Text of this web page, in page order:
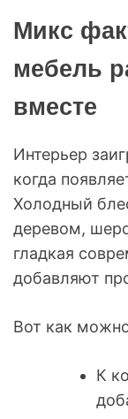
Микс
мебель
вместе
Интерьер
когда
Холодный
деревом,
гладкая
добавляют
Вот как
К